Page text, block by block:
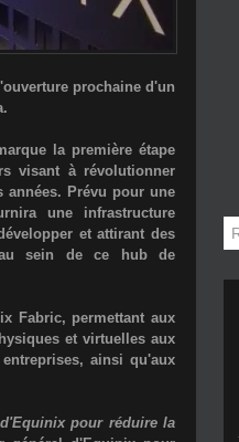
prochaine d'un
la première étape
visant à révolutionner
années. Prévu pour une
une infrastructure
et attirant des
au sein de ce hub de
Fabric, permettant aux
et virtuelles aux
ainsi qu'aux
pour réduire la